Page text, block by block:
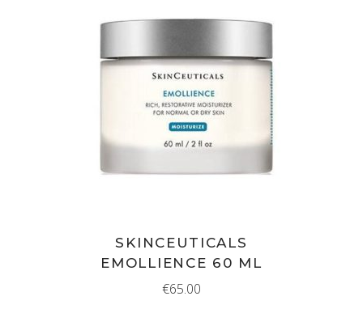
IN WINKELMAND
SKINCEUTICALS
EMOLLIENCE 60 ML
€65.00